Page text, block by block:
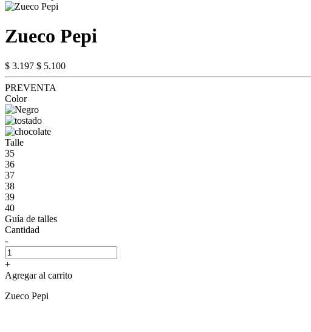
Zueco Pepi
$ 3.197 $ 5.100
PREVENTA
Color
Talle
35
36
37
38
39
40
Guía de talles
Cantidad
-
+
Agregar al carrito
Zueco Pepi